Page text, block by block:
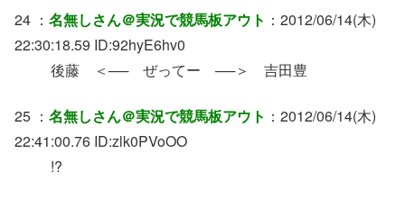
24 ： 名無しさん＠実況で競馬板アウト ：2012/06/14(木)
22:30:18.59 ID:92hyE6hv0
後藤 ＜── ぜってー ──＞ 吉田豊
25 ： 名無しさん＠実況で競馬板アウト ：2012/06/14(木)
22:41:00.76 ID:zlk0PVoOO
!?